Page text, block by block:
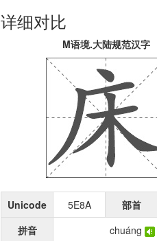
详细对比
M语境.大陆规范汉字
Unicode 5E8A
部首
拼音
chuáng